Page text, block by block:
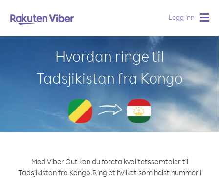
Logg Inn
Hvordan ringe til
Tadsjikistan fra Kongo
Med Viber Out kan du foreta kvalitetssamtaler til
Tadsjikistan fra Kongo.Ring et hvilket som helst nummer i